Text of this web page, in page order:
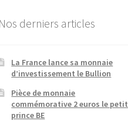
Nos derniers articles
La France lance sa monnaie
d’investissement le Bullion
Pièce de monnaie
commémorative 2 euros le petit
prince BE